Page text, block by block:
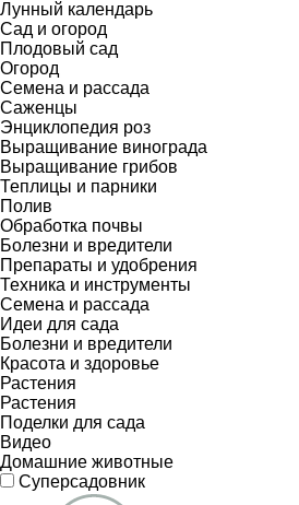
Лунный календарь
Сад и огород
Плодовый сад
Огород
Семена и рассада
Саженцы
Энциклопедия роз
Выращивание винограда
Выращивание грибов
Теплицы и парники
Полив
Обработка почвы
Болезни и вредители
Препараты и удобрения
Техника и инструменты
Семена и рассада
Идеи для сада
Болезни и вредители
Красота и здоровье
Растения
Растения
Поделки для сада
Видео
Домашние животные
Суперсадовник